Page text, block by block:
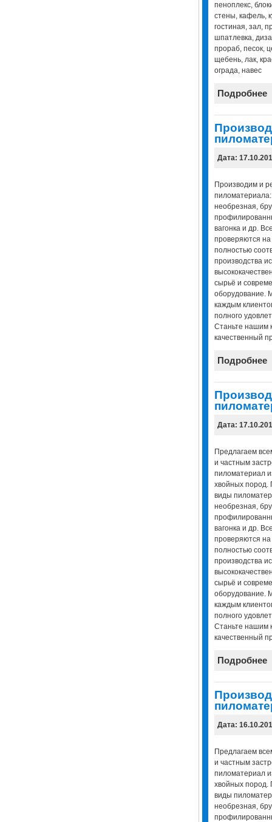
пеноплекс,
стены, кафель,
гостиная, зал,
шпатлевка,
прораб, песок,
щебень, лак,
ограда, навес
Подробнее
Дата:
Производим и
пиломатериала:
необрезная,
вагонка и др.
проверяются на
полностью
производства
сырьё и
оборудование.
каждым
полного
Станьте нашим
качественный
Подробнее
Дата:
Предлагаем
и частным
пиломатериал
хвойных пород.
виды
необрезная,
вагонка и др.
проверяются на
полностью
производства
сырьё и
оборудование.
каждым
полного
Станьте нашим
качественный
Подробнее
Дата:
Предлагаем
и частным
пиломатериал
хвойных пород.
виды
необрезная,